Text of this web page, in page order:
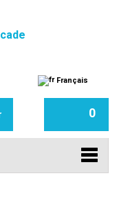
Français
0